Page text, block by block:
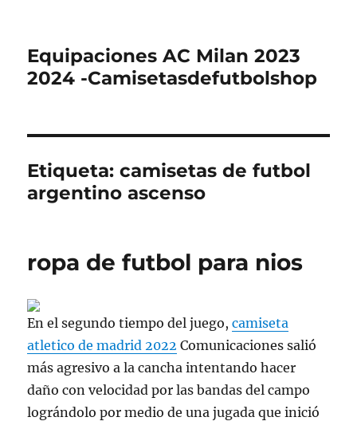
Equipaciones AC Milan 2023
2024 -Camisetasdefutbolshop
Etiqueta:camisetas de futbol
argentino ascenso
ropa de futbol para nios
En el segundo tiempo del juego,camiseta
atletico de madrid 2022 Comunicaciones salió
más agresivo a la cancha intentando hacer
daño con velocidad por las bandas del campo
lográndolo por medio de una jugada que inició